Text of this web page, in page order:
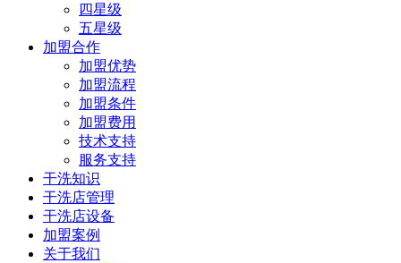
四星级
五星级
加盟合作
加盟优势
加盟流程
加盟条件
加盟费用
技术支持
服务支持
干洗知识
干洗店管理
干洗店设备
加盟案例
关于我们